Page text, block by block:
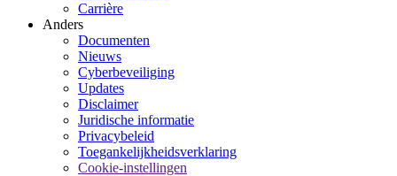
Carrière
Anders
Documenten
Nieuws
Cyberbeveiliging
Updates
Disclaimer
Juridische informatie
Privacybeleid
Toegankelijkheidsverklaring
Cookie-instellingen